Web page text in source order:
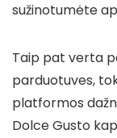
sužinotumėte
Taip pat verta
parduotuves,
platformos
Dolce Gusto